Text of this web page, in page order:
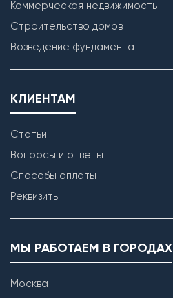
Коммерческая недвижимость
Строительство домов
Возведение фундамента
КЛИЕНТАМ
Статьи
Вопросы и ответы
Способы оплаты
Реквизиты
МЫ РАБОТАЕМ В ГОРОДАХ
Москва